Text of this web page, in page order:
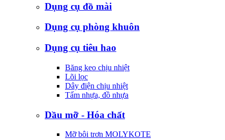
Dụng cụ đồ mài
Dụng cụ phòng khuôn
Dụng cụ tiêu hao
Băng keo chịu nhiệt
Lõi lọc
Dây điện chịu nhiệt
Tấm nhựa, đồ nhựa
Dầu mỡ - Hóa chất
Mỡ bôi trơn MOLYKOTE